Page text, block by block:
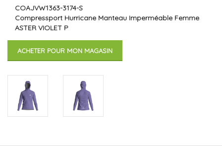
COAJVW1363-3174-S
Compressport Hurricane Manteau Imperméable Femme
ASTER VIOLET P
ACHETER POUR MON MAGASIN